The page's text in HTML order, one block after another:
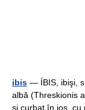
ibis — ÍBIS, ibişi,
albă (Threskionis
şi curbat în jos, cu